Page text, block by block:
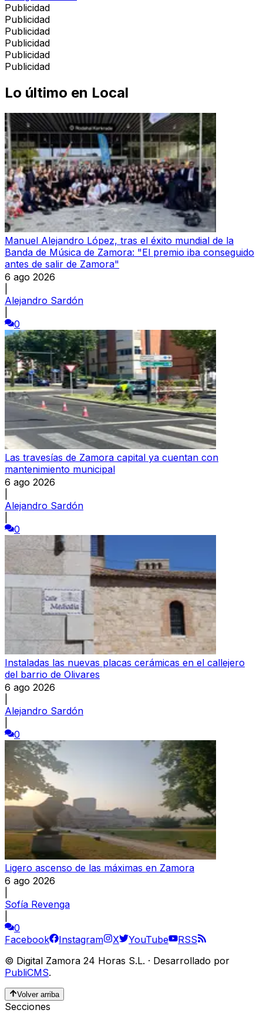
Publicidad
Publicidad
Publicidad
Publicidad
Publicidad
Publicidad
Lo último en Local
Manuel Alejandro López, tras el éxito mundial de la
Banda de Música de Zamora: "El premio iba conseguido
antes de salir de Zamora"
6 ago 2026
Alejandro Sardón
0
Las travesías de Zamora capital ya cuentan con
mantenimiento municipal
6 ago 2026
Alejandro Sardón
0
Instaladas las nuevas placas cerámicas en el callejero
del barrio de Olivares
6 ago 2026
Alejandro Sardón
0
Ligero ascenso de las máximas en Zamora
6 ago 2026
Sofía Revenga
0
Facebook
Instagram X YouTube
RSS
© Digital Zamora 24 Horas S.L. · Desarrollado por
PubliCMS.
Volver arriba
Secciones